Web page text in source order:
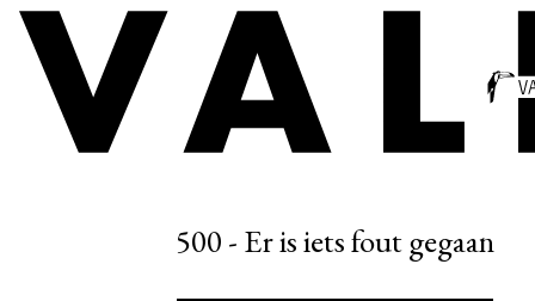
500 - Er is iets fout gegaan